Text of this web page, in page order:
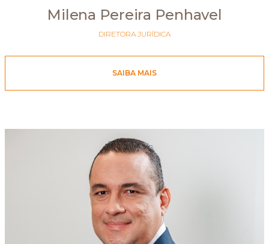
Milena Pereira Penhavel
DIRETORA JURÍDICA
SAIBA MAIS